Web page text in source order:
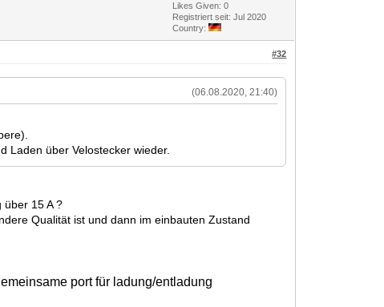
Likes Given: 0
Registriert seit: Jul 2020
Country:
#32
(06.08.2020, 21:40)
Laden über Velostecker wieder.
über 15 A ?
Qualität ist und dann im einbauten Zustand
port für ladung/entladung